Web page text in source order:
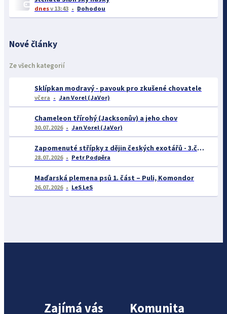
dnesv 13:43 Dohodou
Nové články
Ze všech kategorií
Sklípkan modravý - pavouk pro zkušené chovatele
včera Jan Vorel (JaVor)
Chameleon třírohý (Jacksonův) a jeho chov
30.07.2026 Jan Vorel (JaVor)
Zapomenuté střípky z dějin českých exotářů - 3.část
28.07.2026 Petr Podpěra
Maďarská plemena psů 1. část – Puli, Komondor
26.07.2026 LeS LeS
Zajímá vás Komunita